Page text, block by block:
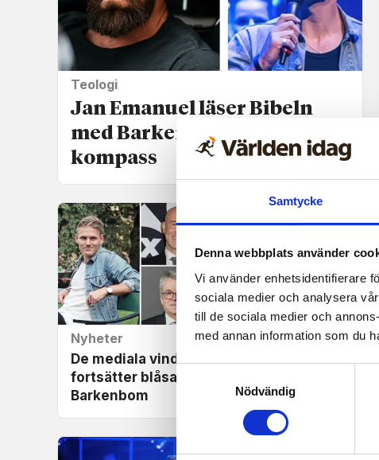
Samtycke
Denna webbplats använder
Vi använder enhetsidentifierare
sociala medier och analysera
till de sociala medier och
med annan information som du
Samtyckesval
Nödvändig
Teologi
Jan Emanuel läser Bibeln
med Barkenbom: Jesus är en
kompass
Nyheter
De mediala vindarna
fortsätter blåsa hårt kring
Barkenbom
Nyheter